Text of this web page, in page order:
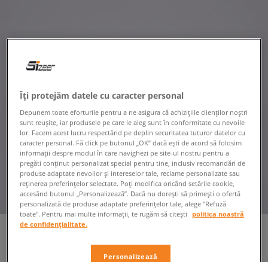
Îți protejăm datele cu caracter personal
Depunem toate eforturile pentru a ne asigura că achizițiile clienților noștri
sunt reușite, iar produsele pe care le aleg sunt în conformitate cu nevoile
lor. Facem acest lucru respectând pe deplin securitatea tuturor datelor cu
caracter personal. Fă click pe butonul „OK” dacă ești de acord să folosim
informații despre modul în care navighezi pe site-ul nostru pentru a
pregăti conținut personalizat special pentru tine, inclusiv recomandări de
produse adaptate nevoilor și intereselor tale, reclame personalizate sau
reținerea preferințelor selectate. Poți modifica oricând setările cookie,
accesând butonul „Personalizează”. Dacă nu dorești să primești o ofertă
personalizată de produse adaptate preferințelor tale, alege "Refuză
toate". Pentru mai multe informații, te rugăm să citești
politica noastră
de confidențialitate.
Personalizează